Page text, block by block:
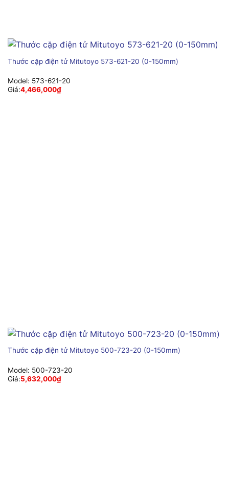
Thước cặp điện tử Mitutoyo 573-621-20 (0-150mm)
Model: 573-621-20
Giá:4,466,000₫
Thước cặp điện tử Mitutoyo 500-723-20 (0-150mm)
Model: 500-723-20
Giá:5,632,000₫